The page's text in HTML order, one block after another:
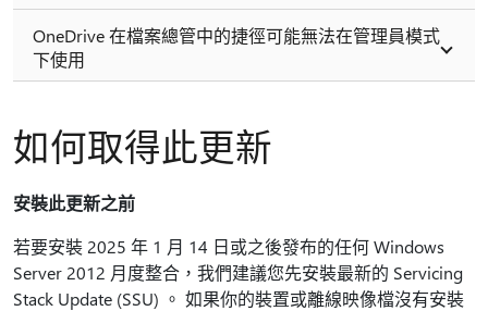
OneDrive 在檔案總管中的捷徑可能無法在管理員模式
下使用
如何取得此更新
安裝此更新之前
若要安裝 2025 年 1 月 14 日或之後發布的任何 Windows
Server 2012 月度整合，我們建議您先安裝最新的 Servicing
Stack Update (SSU) 。 如果你的裝置或離線映像檔沒有安裝